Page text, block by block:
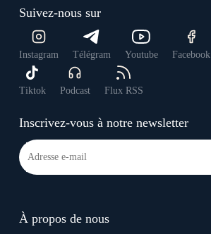
Suivez-nous sur
Instagram Télégram Youtube Facebook
Tiktok Podcast Flux RSS
Inscrivez-vous à notre newsletter
À propos de nous